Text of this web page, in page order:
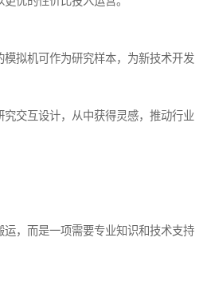
拟机可作为研究样本，为新技术开发
交互设计，从中获得灵感，推动行业
，而是一项需要专业知识和技术支持